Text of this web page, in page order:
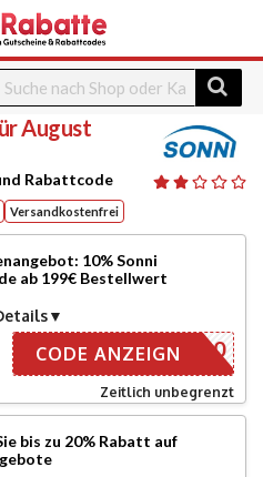
August
Rabattcode
Versandkostenfrei
10% Sonni
ab 199€ Bestellwert
NEU10
CODE ANZEIGN
Zeitlich unbegrenzt
bis zu 20% Rabatt auf